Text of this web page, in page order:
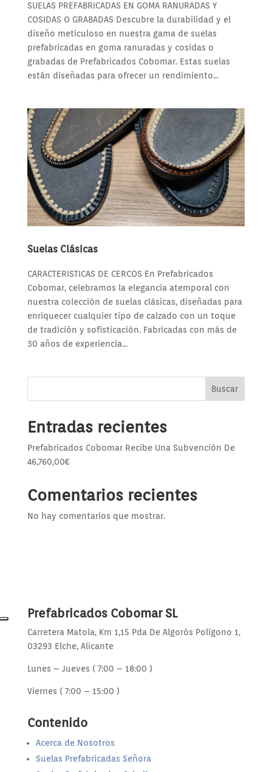
SUELAS PREFABRICADAS EN GOMA RANURADAS Y
COSIDAS O GRABADAS Descubre la durabilidad y el
diseño meticuloso en nuestra gama de suelas
prefabricadas en goma ranuradas y cosidas o
grabadas de Prefabricados Cobomar. Estas suelas
están diseñadas para ofrecer un rendimiento...
Suelas Clásicas
CARACTERISTICAS DE CERCOS En Prefabricados
Cobomar, celebramos la elegancia atemporal con
nuestra colección de suelas clásicas, diseñadas para
enriquecer cualquier tipo de calzado con un toque
de tradición y sofisticación. Fabricadas con más de
30 años de experiencia...
Buscar
Entradas recientes
Prefabricados Cobomar Recibe Una Subvención De
46,760,00€
Comentarios recientes
No hay comentarios que mostrar.
Prefabricados Cobomar SL
Carretera Matola, Km 1,15 Pda De Algorós Polígono 1,
03293 Elche, Alicante
Lunes – Jueves ( 7:00 – 18:00 )
Viernes ( 7:00 – 15:00 )
Contenido
Acerca de Nosotros
Suelas Prefabricadas Señora